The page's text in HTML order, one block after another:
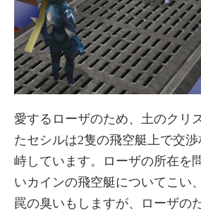
愛するローザのため、土のクリ
たセシルは2隻の飛空艇上で交
峙しています。ローザの所在を
いカインの飛空艇についてこい
罠の臭いもしますが、ローザの